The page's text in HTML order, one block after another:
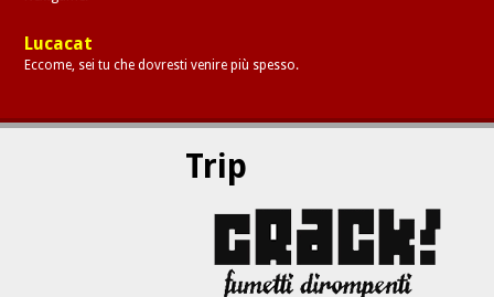
Lucacat
Eccome, sei tu che dovresti venire più spesso.
Trip